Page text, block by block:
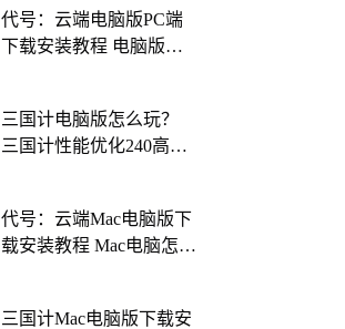
代号：云端电脑版PC端
下载安装教程 电脑版怎
三国计电脑版怎么玩？
三国计性能优化240高帧
代号：云端Mac电脑版下
载安装教程 Mac电脑怎么
三国计Mac电脑版下载安